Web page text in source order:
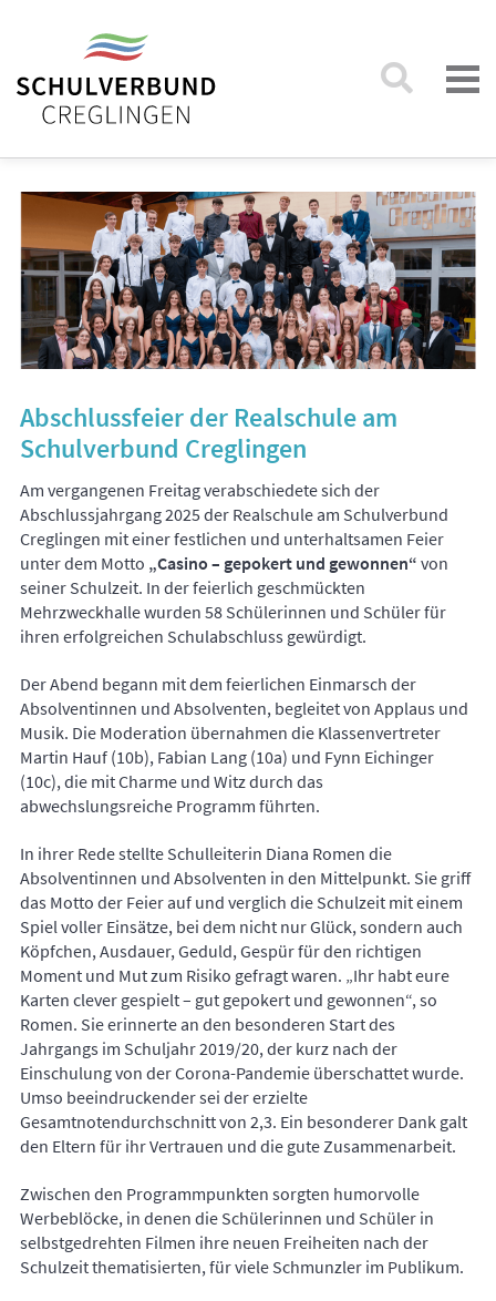
Abschlussfeier der Realschule am
Schulverbund Creglingen
Am vergangenen Freitag verabschiedete sich der
Abschlussjahrgang 2025 der Realschule am Schulverbund
Creglingen mit einer festlichen und unterhaltsamen Feier
unter dem Motto „Casino – gepokert und gewonnen“ von
seiner Schulzeit. In der feierlich geschmückten
Mehrzweckhalle wurden 58 Schülerinnen und Schüler für
ihren erfolgreichen Schulabschluss gewürdigt.
Der Abend begann mit dem feierlichen Einmarsch der
Absolventinnen und Absolventen, begleitet von Applaus und
Musik. Die Moderation übernahmen die Klassenvertreter
Martin Hauf (10b), Fabian Lang (10a) und Fynn Eichinger
(10c), die mit Charme und Witz durch das
abwechslungsreiche Programm führten.
In ihrer Rede stellte Schulleiterin Diana Romen die
Absolventinnen und Absolventen in den Mittelpunkt. Sie griff
das Motto der Feier auf und verglich die Schulzeit mit einem
Spiel voller Einsätze, bei dem nicht nur Glück, sondern auch
Köpfchen, Ausdauer, Geduld, Gespür für den richtigen
Moment und Mut zum Risiko gefragt waren. „Ihr habt eure
Karten clever gespielt – gut gepokert und gewonnen“, so
Romen. Sie erinnerte an den besonderen Start des
Jahrgangs im Schuljahr 2019/20, der kurz nach der
Einschulung von der Corona-Pandemie überschattet wurde.
Umso beeindruckender sei der erzielte
Gesamtnotendurchschnitt von 2,3. Ein besonderer Dank galt
den Eltern für ihr Vertrauen und die gute Zusammenarbeit.
Zwischen den Programmpunkten sorgten humorvolle
Werbeblöcke, in denen die Schülerinnen und Schüler in
selbstgedrehten Filmen ihre neuen Freiheiten nach der
Schulzeit thematisierten, für viele Schmunzler im Publikum.